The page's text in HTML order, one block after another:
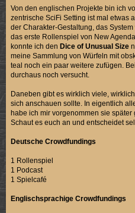
Von den englischen Projekte bin ich
zentrische SciFi Setting ist mal etwas
der Charakter-Gestaltung, das
das erste Rollenspiel von New
konnte ich den Dice of Unusual Size
meine Sammlung von Würfeln mit
teal noch ein paar weitere zufügen.
durchaus noch versucht.
Daneben gibt es wirklich viele,
sich anschauen sollte. In eigentlich
habe ich mir vorgenommen sie
Schaut es euch an und entscheidet
Deutsche Crowdfundings
1 Rollenspiel
1 Podcast
1 Spielcafé
Englischsprachige Crowdfundings